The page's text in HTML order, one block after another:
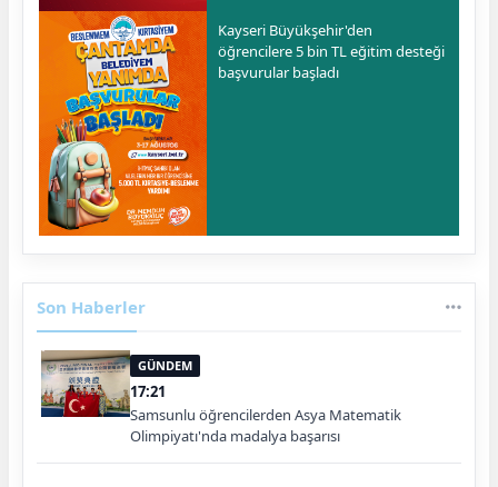
Kayseri Büyükşehir'den
öğrencilere 5 bin TL eğitim desteği
başvurular başladı
Son Haberler
GÜNDEM
17:21
Samsunlu öğrencilerden Asya Matematik
Olimpiyatı'nda madalya başarısı